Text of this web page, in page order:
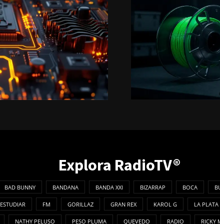
Explora RadioTV®
BAD BUNNY BANDANA BANDA XXI BIZARRAP BOCA
ESTUDIAR FM GORILLAZ GRAN REX KAROL G LA PLATA
NATHY PELUSO PESO PLUMA QUEVEDO RADIO RICKY